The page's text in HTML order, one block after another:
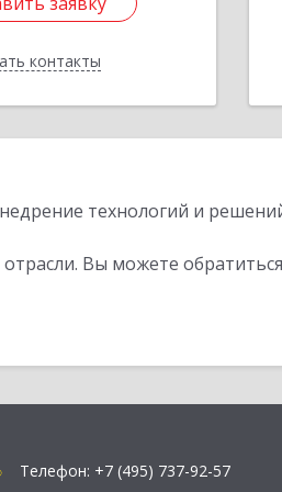
контакты
Назад
технологий и
Вы можете
Телефон: +7 (495) 737-92-57